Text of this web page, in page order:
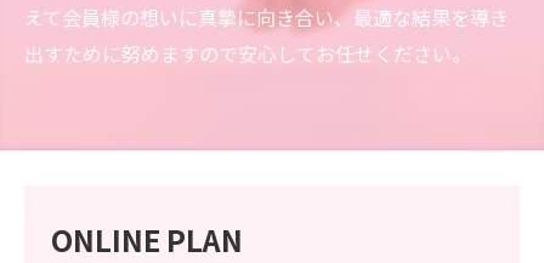
えて会員様の想いに真摯に向き合い、最適な結果を導き
出すために努めますので安心してお任せください。
ONLINE PLAN